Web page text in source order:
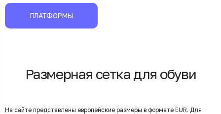
ПЛАТФОРМЫ
Размерная сетка для обуви
На сайте представлены европейские размеры в формате EUR. Для